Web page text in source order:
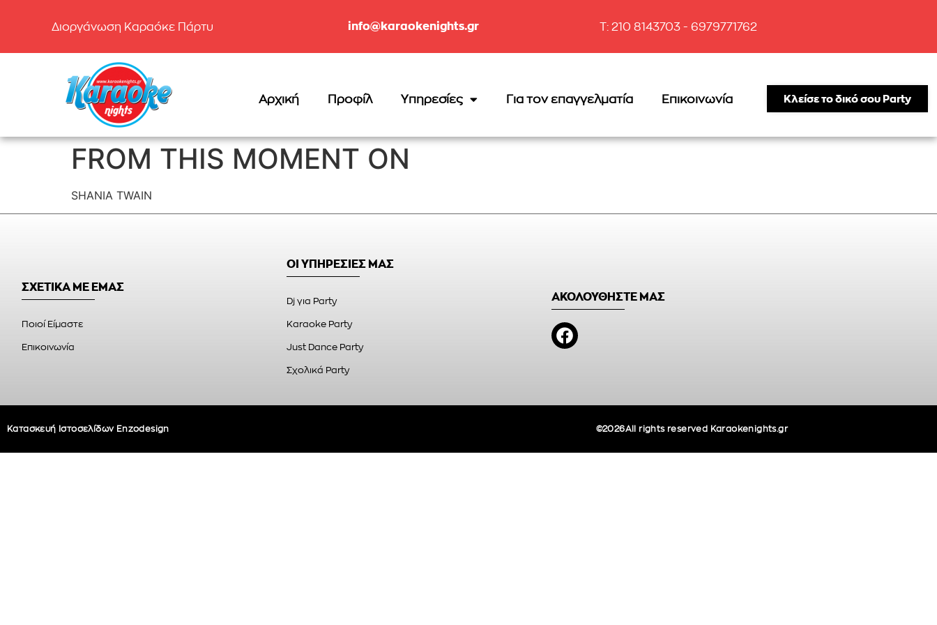
Διοργάνωση Καραόκε Πάρτυ info@karaokenights.gr T: 210 8143703 - 6979771762
Αρχική Προφίλ Υπηρεσίες Για τον επαγγελματία Επικοινωνία Κλείσε το δικό σου Party
FROM THIS MOMENT ON
SHANIA TWAIN
ΣΧΕΤΙΚΑ ΜΕ ΕΜΑΣ
Ποιοί Είμαστε
Επικοινωνία
ΟΙ ΥΠΗΡΕΣΙΕΣ ΜΑΣ
Dj για Party
Karaoke Party
Just Dance Party
Σχολικά Party
ΑΚΟΛΟΥΘΗΣΤΕ ΜΑΣ
Κατασκευή Ιστοσελίδων Enzodesign ©2026All rights reserved Karaokenights.gr